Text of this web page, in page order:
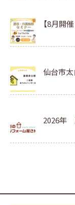
【8月開
仙台市
2026年